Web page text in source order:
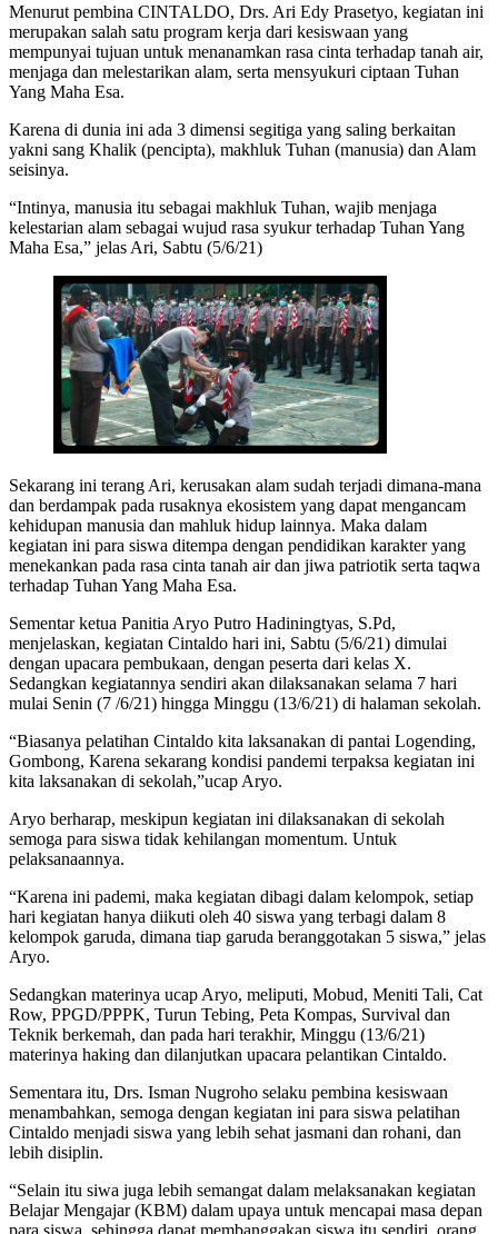
Menurut pembina CINTALDO, Drs. Ari Edy Prasetyo, kegiatan ini
merupakan salah satu program kerja dari kesiswaan yang
mempunyai tujuan untuk menanamkan rasa cinta terhadap tanah air,
menjaga dan melestarikan alam, serta mensyukuri ciptaan Tuhan
Yang Maha Esa.
Karena di dunia ini ada 3 dimensi segitiga yang saling berkaitan
yakni sang Khalik (pencipta), makhluk Tuhan (manusia) dan Alam
seisinya.
“Intinya, manusia itu sebagai makhluk Tuhan, wajib menjaga
kelestarian alam sebagai wujud rasa syukur terhadap Tuhan Yang
Maha Esa,” jelas Ari, Sabtu (5/6/21)
Sekarang ini terang Ari, kerusakan alam sudah terjadi dimana-mana
dan berdampak pada rusaknya ekosistem yang dapat mengancam
kehidupan manusia dan mahluk hidup lainnya. Maka dalam
kegiatan ini para siswa ditempa dengan pendidikan karakter yang
menekankan pada rasa cinta tanah air dan jiwa patriotik serta taqwa
terhadap Tuhan Yang Maha Esa.
Sementar ketua Panitia Aryo Putro Hadiningtyas, S.Pd,
menjelaskan, kegiatan Cintaldo hari ini, Sabtu (5/6/21) dimulai
dengan upacara pembukaan, dengan peserta dari kelas X.
Sedangkan kegiatannya sendiri akan dilaksanakan selama 7 hari
mulai Senin (7 /6/21) hingga Minggu (13/6/21) di halaman sekolah.
“Biasanya pelatihan Cintaldo kita laksanakan di pantai Logending,
Gombong, Karena sekarang kondisi pandemi terpaksa kegiatan ini
kita laksanakan di sekolah,”ucap Aryo.
Aryo berharap, meskipun kegiatan ini dilaksanakan di sekolah
semoga para siswa tidak kehilangan momentum. Untuk
pelaksanaannya.
“Karena ini pademi, maka kegiatan dibagi dalam kelompok, setiap
hari kegiatan hanya diikuti oleh 40 siswa yang terbagi dalam 8
kelompok garuda, dimana tiap garuda beranggotakan 5 siswa,” jelas
Aryo.
Sedangkan materinya ucap Aryo, meliputi, Mobud, Meniti Tali, Cat
Row, PPGD/PPPK, Turun Tebing, Peta Kompas, Survival dan
Teknik berkemah, dan pada hari terakhir, Minggu (13/6/21)
materinya haking dan dilanjutkan upacara pelantikan Cintaldo.
Sementara itu, Drs. Isman Nugroho selaku pembina kesiswaan
menambahkan, semoga dengan kegiatan ini para siswa pelatihan
Cintaldo menjadi siswa yang lebih sehat jasmani dan rohani, dan
lebih disiplin.
“Selain itu siwa juga lebih semangat dalam melaksanakan kegiatan
Belajar Mengajar (KBM) dalam upaya untuk mencapai masa depan
para siswa, sehingga dapat membanggakan siswa itu sendiri, orang